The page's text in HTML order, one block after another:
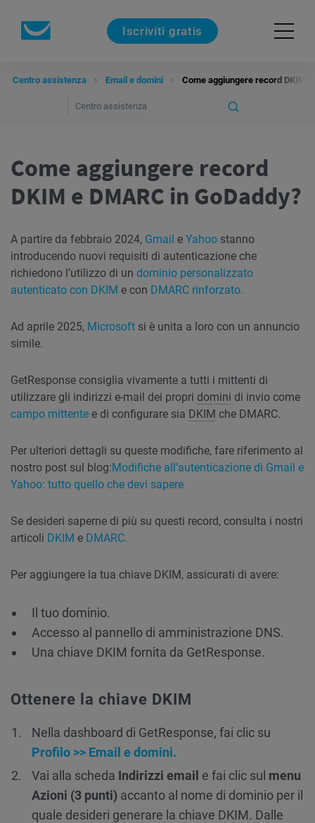
Iscriviti gratis
Centro assistenza Email e domini Come aggiungere record DKIM e
Come aggiungere record
DKIM e DMARC in GoDaddy?
A partire da febbraio 2024, Gmail e Yahoo stanno
introducendo nuovi requisiti di autenticazione che
richiedono l’utilizzo di un dominio personalizzato
autenticato con DKIM e con DMARC rinforzato.
Ad aprile 2025, Microsoft si è unita a loro con un annuncio
simile.
GetResponse consiglia vivamente a tutti i mittenti di
utilizzare gli indirizzi e-mail dei propri domini di invio come
campo mittente e di configurare sia DKIM che DMARC.
Per ulteriori dettagli su queste modifiche, fare riferimento al
nostro post sul blog:Modifiche all’autenticazione di Gmail e
Yahoo: tutto quello che devi sapere
Se desideri saperne di più su questi record, consulta i nostri
articoli DKIM e DMARC.
Per aggiungere la tua chiave DKIM, assicurati di avere:
Il tuo dominio.
Accesso al pannello di amministrazione DNS.
Una chiave DKIM fornita da GetResponse.
Ottenere la chiave DKIM
Nella dashboard di GetResponse, fai clic su
Profilo >> Email e domini.
Vai alla scheda Indirizzi email e fai clic sul menu
Azioni (3 punti) accanto al nome di dominio per il
quale desideri generare la chiave DKIM. Dalle